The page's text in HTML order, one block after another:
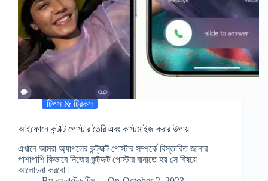
টিপস & ট্রিকস
আইফোনে কন্টাক্ট পোস্টার তৈরি এবং কাস্টমাইজ করার উপায়
এখানে আমরা অ্যাপলের কন্ট্যাক্ট পোস্টার সম্পর্কে বিস্তারিত জানার
পাশাপাশি কিভাবে নিজের কন্ট্যাক্ট পোস্টার বানাতে হয় সে বিষয়ে
আলোচনা করবো।